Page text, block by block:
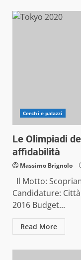
Cerchi e palazzi
Le Olimpiadi
affidabilità
Massimo Brignolo
Il Motto:
Candidature:
2016 Budget...
Read More